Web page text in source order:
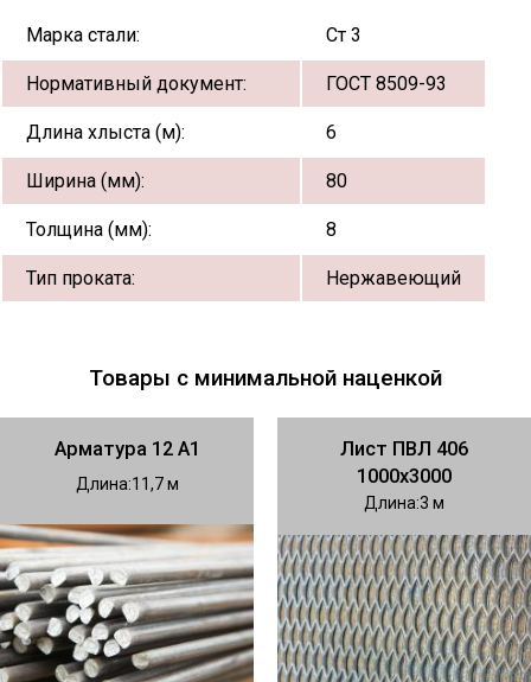
Марка стали: Ст 3
Нормативный документ: ГОСТ 8509-93
Длина хлыста (м): 6
Ширина (мм): 80
Толщина (мм): 8
Тип проката: Нержавеющий
Товары с минимальной наценкой
Арматура 12 А1
Длина 11,7
Лист ПВЛ 406
1000х3000
Длина 3